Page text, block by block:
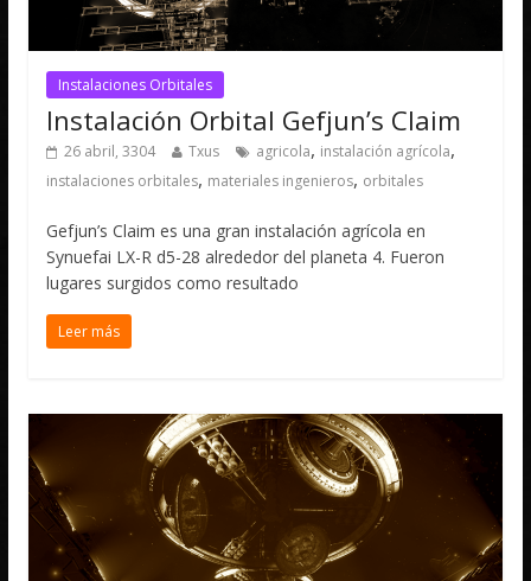
Instalaciones Orbitales
Instalación Orbital Gefjun’s Claim
26 abril, 3304 Txus agricola, instalación agrícola,
instalaciones orbitales, materiales ingenieros, orbitales
Gefjun’s Claim es una gran instalación agrícola en
Synuefai LX-R d5-28 alrededor del planeta 4. Fueron
lugares surgidos como resultado
Leer más